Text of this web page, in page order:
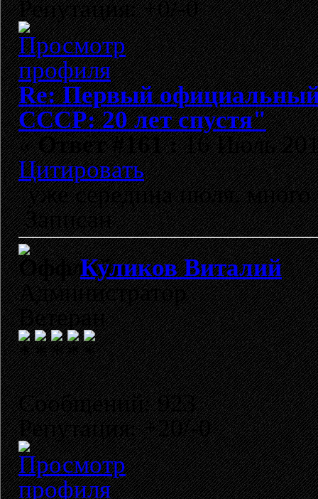
Репутация: +0/-0
Re: Первый
СССР: 20 лет спустя"
«Ответ #161 :16 Июль
Цитировать
уже середина июля.
Записан
Куликов Виталий
Администратор
Ветеран
Сообщений: 923
Репутация: +20/-0